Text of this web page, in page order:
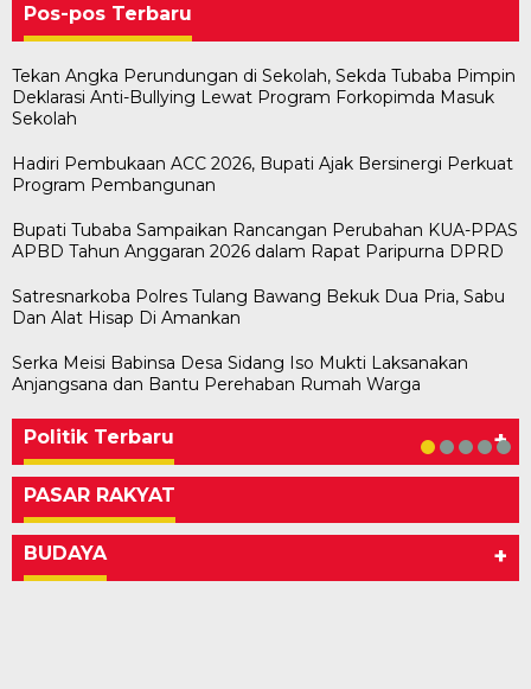
Pos-pos Terbaru
Tekan Angka Perundungan di Sekolah, Sekda Tubaba Pimpin
Deklarasi Anti-Bullying Lewat Program Forkopimda Masuk
Sekolah
Hadiri Pembukaan ACC 2026, Bupati Ajak Bersinergi Perkuat
Program Pembangunan
Bupati Tubaba Sampaikan Rancangan Perubahan KUA-PPAS
APBD Tahun Anggaran 2026 dalam Rapat Paripurna DPRD
Satresnarkoba Polres Tulang Bawang Bekuk Dua Pria, Sabu
Dan Alat Hisap Di Amankan
Serka Meisi Babinsa Desa Sidang Iso Mukti Laksanakan
Anjangsana dan Bantu Perehaban Rumah Warga
Politik Terbaru +
Bawaslu Tegaskan Sikap Siap Bersinergi
Di KABAR AKTUAL, POLITIK
Usai Musda, DPD Golkar Tulang Bawang Gelar
Di POLITIK | 11 Mei 2026
M. Aris Pratama Hanan Resmi ‘Nakhodai’ DPD II
Di POLITIK | 1 Mei 2026
Herman HN Lantik Budi Yohanda sebagai
Di POLITIK | 29 Januari 2026
Bupati Tubaba Hadiri Pelantikan Pengurus DPD
Di POLITIK | 28 Januari 2026
PASAR RAKYAT
BUDAYA +